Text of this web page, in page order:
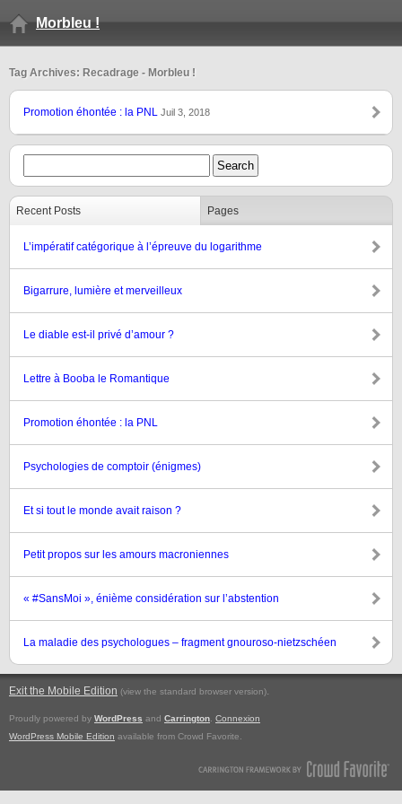
Morbleu !
Tag Archives: Recadrage - Morbleu !
Promotion éhontée : la PNL Juil 3, 2018
Recent Posts Pages
L’impératif catégorique à l’épreuve du logarithme
Bigarrure, lumière et merveilleux
Le diable est-il privé d’amour ?
Lettre à Booba le Romantique
Promotion éhontée : la PNL
Psychologies de comptoir (énigmes)
Et si tout le monde avait raison ?
Petit propos sur les amours macroniennes
« #SansMoi », énième considération sur l’abstention
La maladie des psychologues – fragment gnouroso-nietzschéen
Exit the Mobile Edition (view the standard browser version).
Proudly powered by WordPress and Carrington Connexion
WordPress Mobile Edition available from Crowd Favorite.